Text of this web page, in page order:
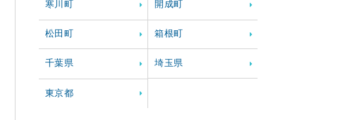
寒川町 開成町
松田町 箱根町
千葉県 埼玉県
東京都